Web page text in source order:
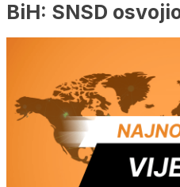
BiH: SNSD